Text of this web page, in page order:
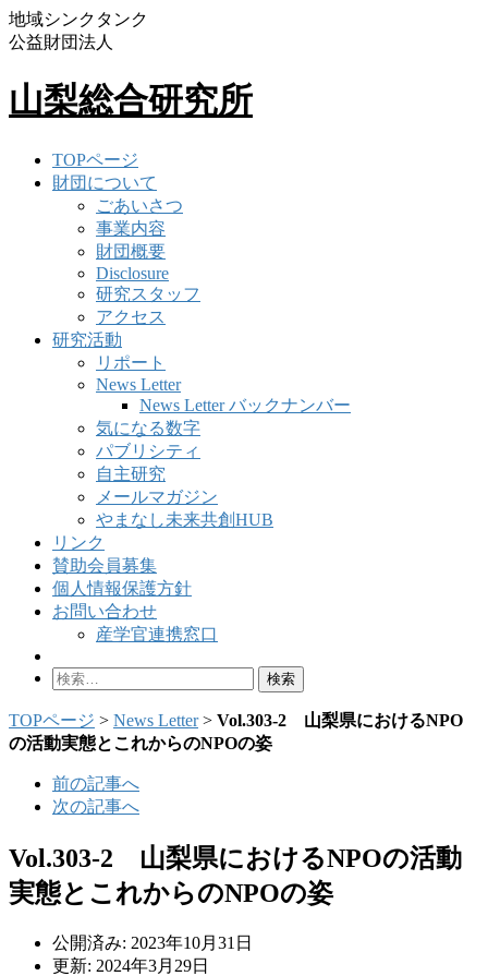
地域シンクタンク
公益財団法人
山梨総合研究所
TOPページ
財団について
ごあいさつ
事業内容
財団概要
Disclosure
研究スタッフ
アクセス
研究活動
リポート
News Letter
News Letter バックナンバー
気になる数字
パブリシティ
自主研究
メールマガジン
やまなし未来共創HUB
リンク
賛助会員募集
個人情報保護方針
お問い合わせ
産学官連携窓口
検
TOPページ > News Letter> Vol.303-2 山梨県におけるNPO
の活動実態とこれからのNPOの姿
前の記事へ
次の記事へ
Vol.303-2 山梨県におけるNPOの活動
実態とこれからのNPOの姿
公開済み: 2023年10月31日
更新: 2024年3月29日